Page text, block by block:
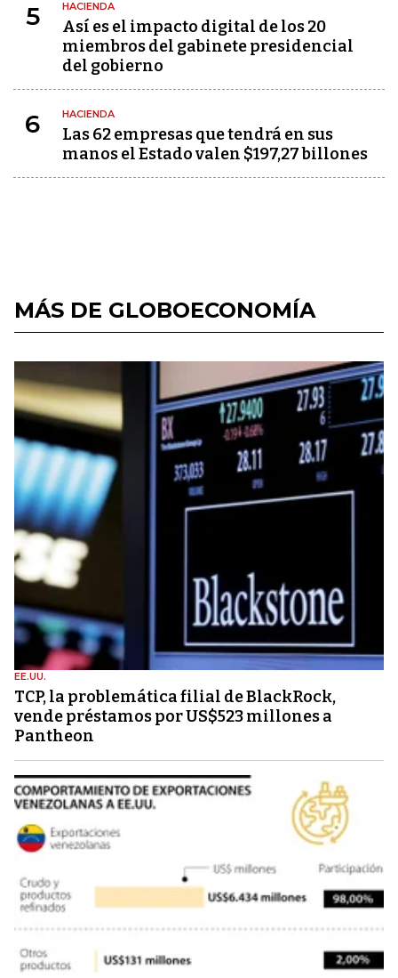
5 HACIENDA
Así es el impacto digital de los 20
miembros del gabinete presidencial
del gobierno
6 HACIENDA
Las 62 empresas que tendrá en sus
manos el Estado valen $197,27 billones
MÁS DE GLOBOECONOMÍA
EE.UU.
TCP, la problemática filial de BlackRock,
vende préstamos por US$523 millones a
Pantheon